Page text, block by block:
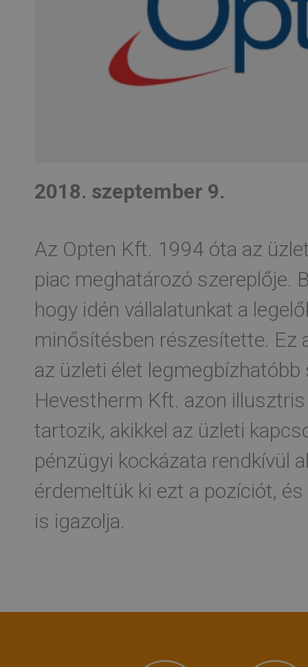
2018. szeptember 9.
Az Opten Kft. 1994 óta az
piac meghatározó szereplője.
hogy idén vállalatunkat a
minősítésben részesítette. Ez
az üzleti élet legmegbízhatóbb
Hevestherm Kft. azon
tartozik, akikkel az üzleti
pénzügyi kockázata rendkívül
érdemeltük ki ezt a pozíciót,
is igazolja.